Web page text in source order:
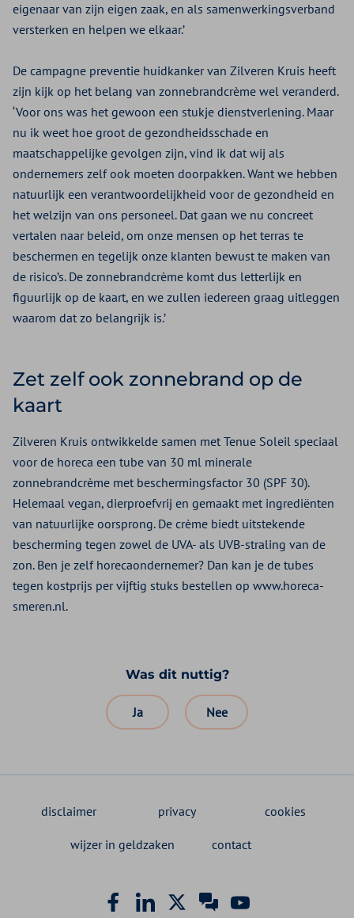
eigenaar van zijn eigen zaak, en als samenwerkingsverband
versterken en helpen we elkaar.’
De campagne preventie huidkanker van Zilveren Kruis heeft
zijn kijk op het belang van zonnebrandcrème wel veranderd.
‘Voor ons was het gewoon een stukje dienstverlening. Maar
nu ik weet hoe groot de gezondheidsschade en
maatschappelijke gevolgen zijn, vind ik dat wij als
ondernemers zelf ook moeten doorpakken. Want we hebben
natuurlijk een verantwoordelijkheid voor de gezondheid en
het welzijn van ons personeel. Dat gaan we nu concreet
vertalen naar beleid, om onze mensen op het terras te
beschermen en tegelijk onze klanten bewust te maken van
de risico’s. De zonnebrandcrème komt dus letterlijk en
figuurlijk op de kaart, en we zullen iedereen graag uitleggen
waarom dat zo belangrijk is.’
Zet zelf ook zonnebrand op de
kaart
Zilveren Kruis ontwikkelde samen met Tenue Soleil speciaal
voor de horeca een tube van 30 ml minerale
zonnebrandcrème met beschermingsfactor 30 (SPF 30).
Helemaal vegan, dierproefvrij en gemaakt met ingrediënten
van natuurlijke oorsprong. De crème biedt uitstekende
bescherming tegen zowel de UVA- als UVB-straling van de
zon. Ben je zelf horecaondernemer? Dan kan je de tubes
tegen kostprijs per vijftig stuks bestellen op www.horeca-
smeren.nl.
Was dit nuttig?
Ja Nee
disclaimer privacy cookies
wijzer in geldzaken contact